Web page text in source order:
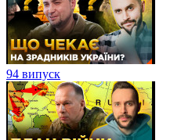
94 випуск